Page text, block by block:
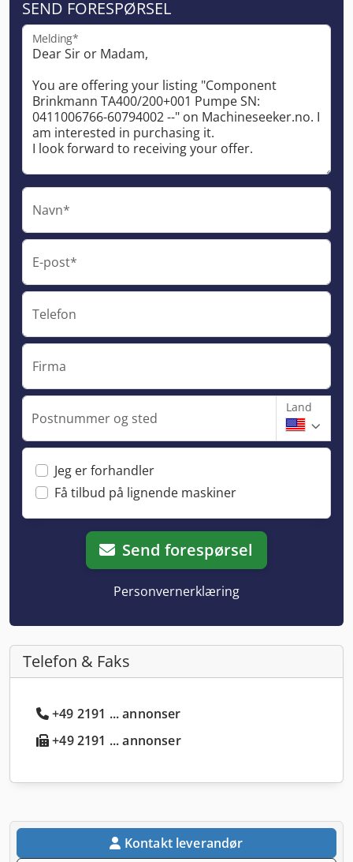
SEND FORESPØRSEL
Melding*
Navn*
E-post*
Telefon
Firma
Postnummer og sted
Land
Jeg er forhandler
Få tilbud på lignende maskiner
Send forespørsel
Personvernerklæring
Telefon & Faks
+49 2191 ... annonser
+49 2191 ... annonser
Kontakt leverandør